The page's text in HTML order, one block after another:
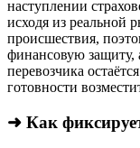
наступлении
исходя из реальной
происшествия,
финансовую защиту,
перевозчика
готовности
➜ Как